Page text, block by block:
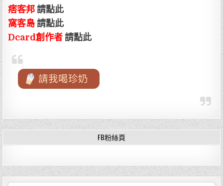
痞客邦 請點此
窩客島請點此
Dcard創作者 請點此
請我喝珍奶
FB粉絲頁